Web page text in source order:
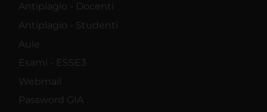
Antiplagio - Docenti
Antiplagio - Studenti
Aule
Esami - ESSE3
Webmail
Password GIA